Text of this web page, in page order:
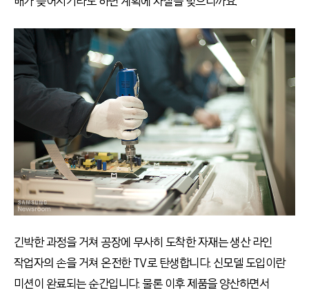
긴박한 과정을 거쳐 공장에 무사히 도착한 자재는 생산 라인
작업자의 손을 거쳐 온전한 TV로 탄생합니다. 신모델 도입이란
미션이 완료되는 순간입니다. 물론 이후 제품을 양산하면서